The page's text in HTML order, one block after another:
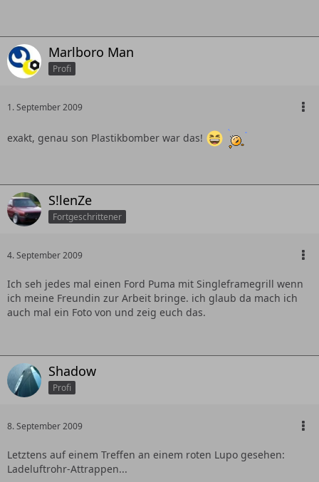
Marlboro Man
Profi
1. September 2009
exakt, genau son Plastikbomber war das!
S!lenZe
Fortgeschrittener
4. September 2009
Ich seh jedes mal einen Ford Puma mit Singleframegrill wenn
ich meine Freundin zur Arbeit bringe. ich glaub da mach ich
auch mal ein Foto von und zeig euch das.
Shadow
Profi
8. September 2009
Letztens auf einem Treffen an einem roten Lupo gesehen:
Ladeluftrohr-Attrappen...